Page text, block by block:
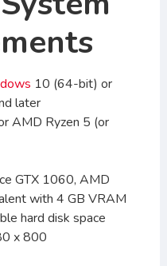
10 (64-bit) or
later
AMD Ryzen 5 (or
GTX 1060, AMD
with 4 GB VRAM
hard disk space
x 800